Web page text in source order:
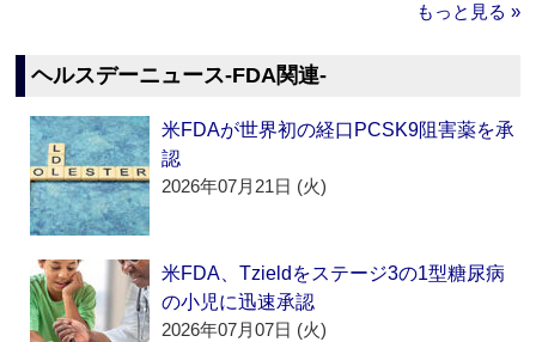
もっと見る »
ヘルスデーニュース‐FDA関連‐
米FDAが世界初の経口PCSK9阻害薬を承
認
2026年07月21日 (火)
米FDA、Tzieldをステージ3の1型糖尿病
の小児に迅速承認
2026年07月07日 (火)